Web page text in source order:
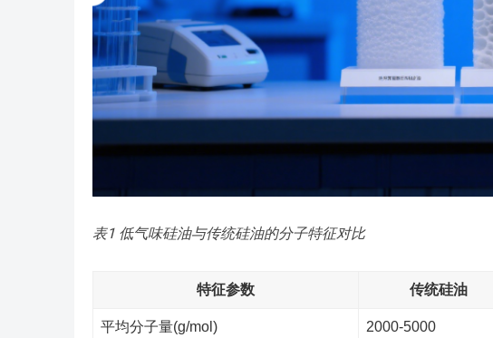
表1 低气味硅油与传统硅油的分子特征对比
特征参数 传统硅油
平均分子量(g/mol) 2000-5000